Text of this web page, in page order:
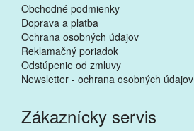
Obchodné podmienky
Doprava a platba
Ochrana osobných údajov
Reklamačný poriadok
Odstúpenie od zmluvy
Newsletter - ochrana osobných údajov
Zákaznícky servis